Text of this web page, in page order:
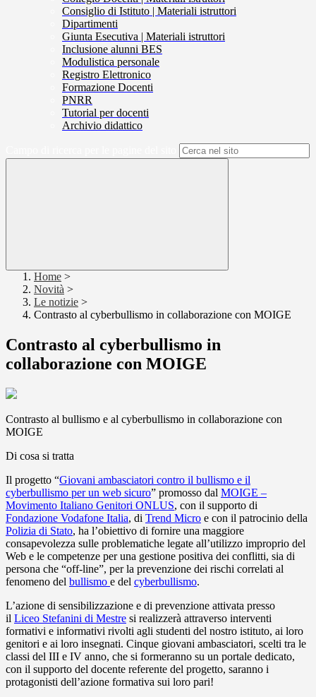
Consiglio di Istituto | Materiali istruttori
Dipartimenti
Giunta Esecutiva | Materiali istruttori
Inclusione alunni BES
Modulistica personale
Registro Elettronico
Formazione Docenti
PNRR
Tutorial per docenti
Archivio didattico
Home >
Novità >
Le notizie >
Contrasto al cyberbullismo in collaborazione con MOIGE
Contrasto al cyberbullismo in
collaborazione con MOIGE
Contrasto al bullismo e al cyberbullismo in collaborazione con
MOIGE
Di cosa si tratta
Il progetto “Giovani ambasciatori contro il bullismo e il
cyberbullismo per un web sicuro” promosso dal MOIGE –
Movimento Italiano Genitori ONLUS, con il supporto di
Fondazione Vodafone Italia, di Trend Micro e con il patrocinio della
Polizia di Stato, ha l’obiettivo di fornire una maggiore
consapevolezza sulle problematiche legate all’utilizzo improprio del
Web e le competenze per una gestione positiva dei conflitti, sia di
persona che “off-line”, per la prevenzione dei rischi correlati al
fenomeno del bullismo e del cyberbullismo.
L’azione di sensibilizzazione e di prevenzione attivata presso
il Liceo Stefanini di Mestre si realizzerà attraverso interventi
formativi e informativi rivolti agli studenti del nostro istituto, ai loro
genitori e ai loro insegnati. Cinque giovani ambasciatori, scelti tra le
classi del III e IV anno, che si formeranno su un portale dedicato,
con il supporto del docente referente del progetto, saranno i
protagonisti dell’azione formativa sui loro pari!